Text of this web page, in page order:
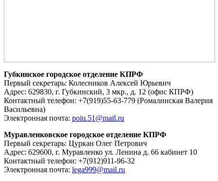
Губкинское городское отделение КПРФ
Первый секретарь: Колесников Алексей Юрьевич
Адрес: 629830, г. Губкинский, 3 мкр., д. 12 (офис КПРФ)
Контактный телефон: +7(919)55-63-779 (Ромалинская Валерия
Васильевна)
Электронная почта: poiu.51@mail.ru
Муравленковское городское отделение КПРФ
Первый секретарь: Цуркан Олег Петрович
Адрес: 629600, г. Муравленко ул. Ленина д. 66 кабинет 10
Контактный телефон: +7(912)911-96-32
Электронная почта: lega999@mail.ru